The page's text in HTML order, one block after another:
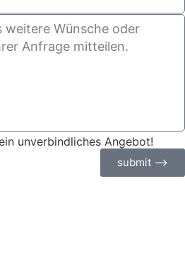
unverbindliches Angebot!
submit ⟶